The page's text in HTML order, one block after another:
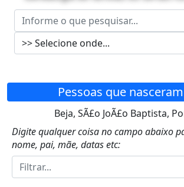
Pessoas que
Beja, SÃ£o JoÃ£o Baptista,
Digite qualquer coisa no campo abaixo
nome, pai, mãe, datas etc: